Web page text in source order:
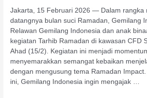
Jakarta, 15 Februari 2026 — Dalam rangka
datangnya bulan suci Ramadan, Gemilang
Relawan Gemilang Indonesia dan anak
kegiatan Tarhib Ramadan di kawasan CFD
Ahad (15/2). Kegiatan ini menjadi
menyemarakkan semangat kebaikan
dengan mengusung tema Ramadan
ini, Gemilang Indonesia ingin mengajak …